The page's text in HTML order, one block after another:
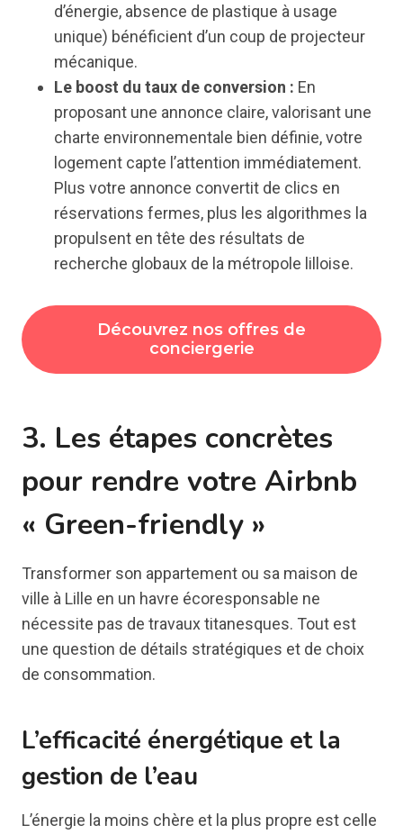
d’énergie, absence de plastique à usage
unique) bénéficient d’un coup de projecteur
mécanique.
Le boost du taux de conversion : En
proposant une annonce claire, valorisant une
charte environnementale bien définie, votre
logement capte l’attention immédiatement.
Plus votre annonce convertit de clics en
réservations fermes, plus les algorithmes la
propulsent en tête des résultats de
recherche globaux de la métropole lilloise.
Découvrez nos offres de
conciergerie
3. Les étapes concrètes
pour rendre votre Airbnb
« Green-friendly »
Transformer son appartement ou sa maison de
ville à Lille en un havre écoresponsable ne
nécessite pas de travaux titanesques. Tout est
une question de détails stratégiques et de choix
de consommation.
L’efficacité énergétique et la
gestion de l’eau
L’énergie la moins chère et la plus propre est celle